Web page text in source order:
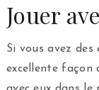
Jouer
Si vous avez
excellente façon